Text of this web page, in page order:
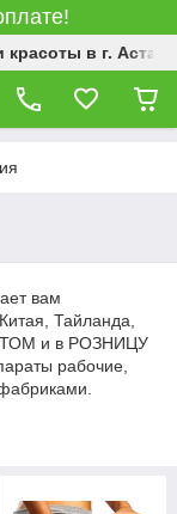
в г. Астана
вам
Тайланда,
и в РОЗНИЦУ
рабочие,
необходимо